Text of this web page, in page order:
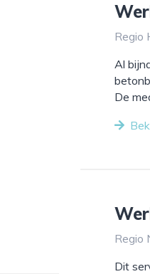
Regio
Al
De
Regio
Dit